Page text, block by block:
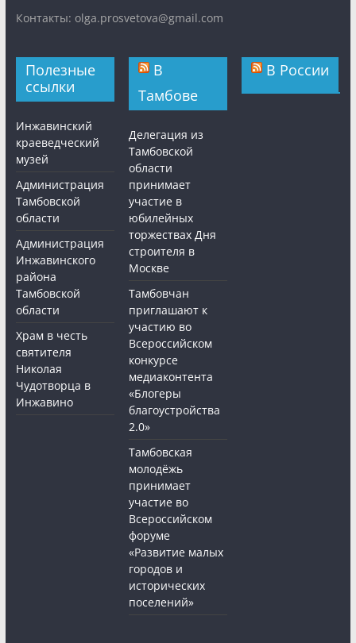
Контакты: olga.prosvetova@gmail.com
Полезные
ссылки
Инжавинский
краеведческий
музей
Администрация
Тамбовской
области
Администрация
Инжавинского
района
Тамбовской
области
Храм в честь
святителя
Николая
Чудотворца в
Инжавино
В
Тамбове
Делегация из
Тамбовской
области
принимает
участие в
юбилейных
торжествах Дня
строителя в
Москве
Тамбовчан
приглашают к
участию во
Всероссийском
конкурсе
медиаконтента
«Блогеры
благоустройства
2.0»
Тамбовская
молодёжь
принимает
участие во
Всероссийском
форуме
«Развитие малых
городов и
исторических
поселений»
В России